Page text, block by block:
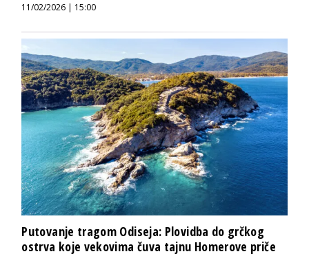
11/02/2026 | 15:00
Putovanje tragom Odiseja: Plovidba do grčkog
ostrva koje vekovima čuva tajnu Homerove priče